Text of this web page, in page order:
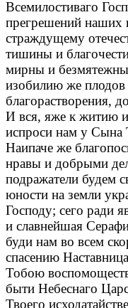
Всемилостиваго
прегрешений наших
страждущему
тишины и
мирны и
изобилию же
благорастворения,
И вся, яже к житию
испроси нам у Сына
Наипаче же
нравы и добрыми
подражатели будем
юности на земли
Господу; сего ради
и славнейшая
буди нам во всем
спасению
Тобою
быти Небеснаго
Твоего